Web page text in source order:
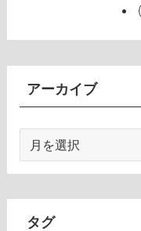
アーカイブ
カ
タグ